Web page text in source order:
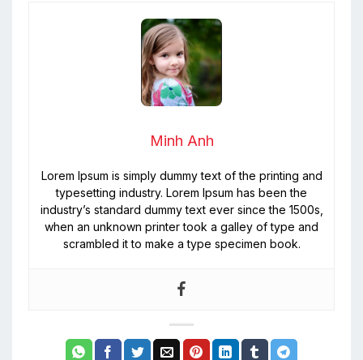
Minh Anh
Lorem Ipsum is simply dummy text of the printing and
typesetting industry. Lorem Ipsum has been the
industry’s standard dummy text ever since the 1500s,
when an unknown printer took a galley of type and
scrambled it to make a type specimen book.